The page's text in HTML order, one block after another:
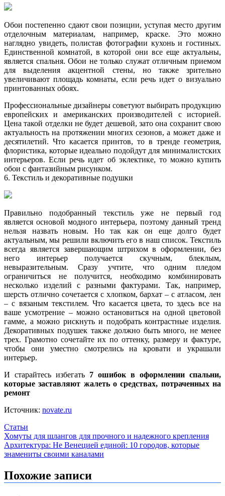
Обои постепенно сдают свои позиции, уступая место другим
отделочным материалам, например, краске. Это можно
наглядно увидеть, полистав фотографии кухонь и гостиных.
Единственной комнатой, в которой они все еще актуальны,
является спальня. Обои не только служат отличным приемом
для выделения акцентной стены, но также зрительно
увеличивают площадь комнаты, если речь идет о визуально
принтованных обоях.
Профессиональные дизайнеры советуют выбирать продукцию
европейских и американских производителей с историей.
Цена такой отделки не будет дешевой, зато она сохранит свою
актуальность на протяжении многих сезонов, а может даже и
десятилетий. Что касается принтов, то в тренде геометрия,
флористика, которые идеально подойдут для минималистских
интерьеров. Если речь идет об эклектике, то можно купить
обои с фантазийным рисунком.
6. Текстиль и декоративные подушки
Правильно подобранный текстиль уже не первый год
является основой модного интерьера, поэтому данный тренд
нельзя назвать новым. Но так как он еще долго будет
актуальным, мы решили включить его в наш список. Текстиль
всегда является завершающим штрихом в оформлении, без
него интерьер получается скучным, блеклым,
невыразительным. Сразу учтите, что одним пледом
ограничиться не получится, необходимо комбинировать
несколько изделий с разными фактурами. Так, например,
шерсть отлично сочетается с хлопком, бархат – с атласом, лен
– с вязаным текстилем. Что касается цвета, то здесь все на
ваше усмотрение – можно остановиться на одной цветовой
гамме, а можно рискнуть и подобрать контрастные изделия.
Декоративных подушек также должно быть много, не менее
трех. Грамотно сочетайте их по оттенку, размеру и фактуре,
чтобы они уместно смотрелись на кровати и украшали
интерьер.
И старайтесь избегать 7 ошибок в оформлении спальни,
которые заставляют жалеть о средствах, потраченных на
ремонт
Источник: novate.ru
Статьи
Навигация
по
Хомуты для шлангов для прочного и надежного крепления
Архитектура: Не Венецией единой: 10 городов, которые
знамениты своими каналами
Похожие записи